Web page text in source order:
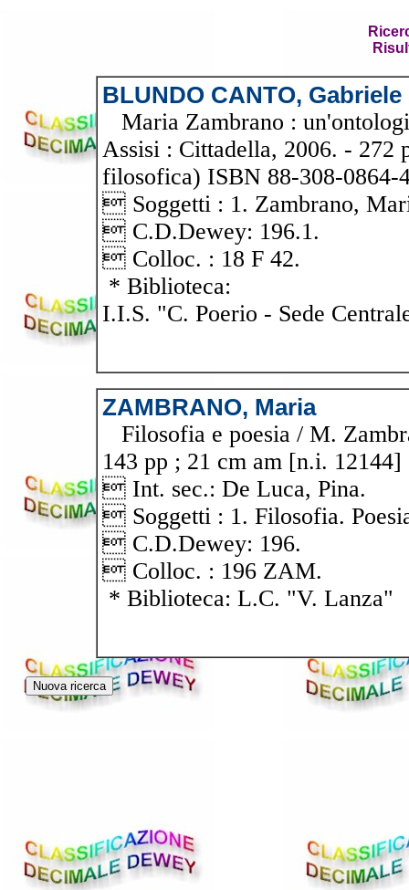
BLUNDO CANTO, Gabriele
Maria Zambrano :
Assisi : Cittadella, 2006. - 272
filosofica) ISBN 88-308-0864-
 Soggetti : 1. Zambrano,
 C.D.Dewey: 196.1.
 Colloc. : 18 F 42.
* Biblioteca:
I.I.S. "C. Poerio - Sede
ZAMBRANO, Maria
Filosofia e poesia / M.
143 pp ; 21 cm am [n.i. 12144]
 Int. sec.: De Luca, Pina.
 Soggetti : 1. Filosofia.
 C.D.Dewey: 196.
 Colloc. : 196 ZAM.
* Biblioteca: L.C. "V. Lanza"